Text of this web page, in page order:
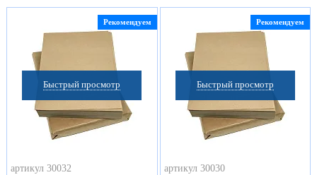
Быстрый просмотр
Рекомендуем
артикул 30032
Быстрый просмотр
Рекомендуем
артикул 30030